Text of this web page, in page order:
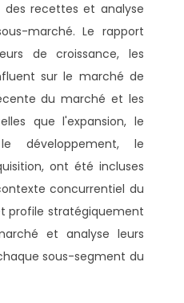
des recettes et analyse
marché. Le rapport
de croissance, les
sur le marché de
du marché et les
que l'expansion, le
développement, le
ont été incluses
concurrentiel du
profile stratégiquement
et analyse leurs
sous-segment du